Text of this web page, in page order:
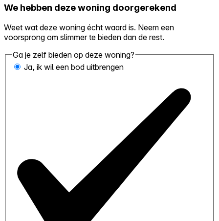
We hebben deze woning doorgerekend
Weet wat deze woning écht waard is. Neem een
voorsprong om slimmer te bieden dan de rest.
Ga je zelf bieden op deze woning?
Ja, ik wil een bod uitbrengen